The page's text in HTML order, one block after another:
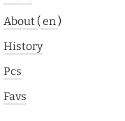
About (en)
History
Pcs
Favs